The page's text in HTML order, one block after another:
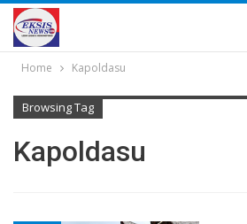
Home Kapoldasu
Browsing Tag
Kapoldasu